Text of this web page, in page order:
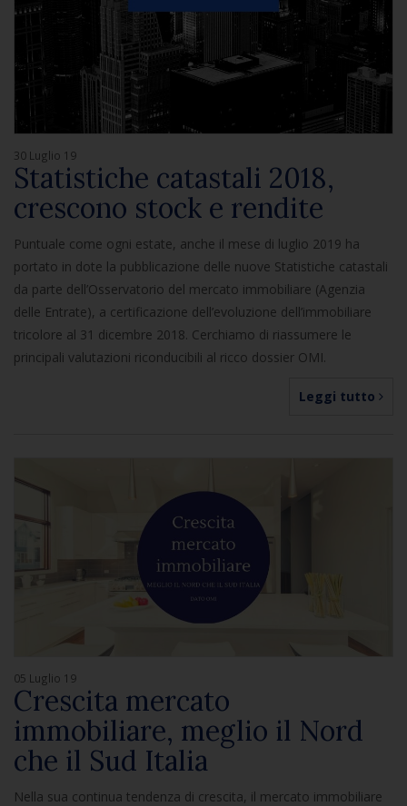
30 Luglio 19
Statistiche catastali 2018,
crescono stock e rendite
Puntuale come ogni estate, anche il mese di luglio 2019 ha
portato in dote la pubblicazione delle nuove Statistiche catastali
da parte dell’Osservatorio del mercato immobiliare (Agenzia
delle Entrate), a certificazione dell’evoluzione dell’immobiliare
tricolore al 31 dicembre 2018. Cerchiamo di riassumere le
principali valutazioni riconducibili al ricco dossier OMI.
Leggi tutto
05 Luglio 19
Crescita mercato
immobiliare, meglio il Nord
che il Sud Italia
Nella sua continua tendenza di crescita, il mercato immobiliare